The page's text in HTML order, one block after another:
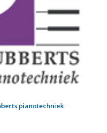
pianotechniek